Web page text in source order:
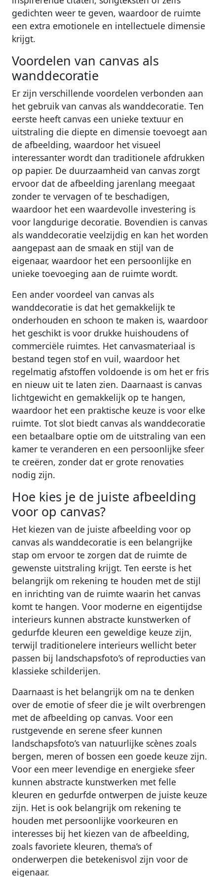
gedichten weer te geven, waardoor de ruimte
een extra emotionele en intellectuele dimensie
krijgt.
Voordelen van canvas als
wanddecoratie
Er zijn verschillende voordelen verbonden aan
het gebruik van canvas als wanddecoratie. Ten
eerste heeft canvas een unieke textuur en
uitstraling die diepte en dimensie toevoegt aan
de afbeelding, waardoor het visueel
interessanter wordt dan traditionele afdrukken
op papier. De duurzaamheid van canvas zorgt
ervoor dat de afbeelding jarenlang meegaat
zonder te vervagen of te beschadigen,
waardoor het een waardevolle investering is
voor langdurige decoratie. Bovendien is canvas
als wanddecoratie veelzijdig en kan het worden
aangepast aan de smaak en stijl van de
eigenaar, waardoor het een persoonlijke en
unieke toevoeging aan de ruimte wordt.
Een ander voordeel van canvas als
wanddecoratie is dat het gemakkelijk te
onderhouden en schoon te maken is, waardoor
het geschikt is voor drukke huishoudens of
commerciële ruimtes. Het canvasmateriaal is
bestand tegen stof en vuil, waardoor het
regelmatig afstoffen voldoende is om het er fris
en nieuw uit te laten zien. Daarnaast is canvas
lichtgewicht en gemakkelijk op te hangen,
waardoor het een praktische keuze is voor elke
ruimte. Tot slot biedt canvas als wanddecoratie
een betaalbare optie om de uitstraling van een
kamer te veranderen en een persoonlijke sfeer
te creëren, zonder dat er grote renovaties
nodig zijn.
Hoe kies je de juiste afbeelding
voor op canvas?
Het kiezen van de juiste afbeelding voor op
canvas als wanddecoratie is een belangrijke
stap om ervoor te zorgen dat de ruimte de
gewenste uitstraling krijgt. Ten eerste is het
belangrijk om rekening te houden met de stijl
en inrichting van de ruimte waarin het canvas
komt te hangen. Voor moderne en eigentijdse
interieurs kunnen abstracte kunstwerken of
gedurfde kleuren een geweldige keuze zijn,
terwijl traditionelere interieurs wellicht beter
passen bij landschapsfoto’s of reproducties van
klassieke schilderijen.
Daarnaast is het belangrijk om na te denken
over de emotie of sfeer die je wilt overbrengen
met de afbeelding op canvas. Voor een
rustgevende en serene sfeer kunnen
landschapsfoto’s van natuurlijke scènes zoals
bergen, meren of bossen een goede keuze zijn.
Voor een meer levendige en energieke sfeer
kunnen abstracte kunstwerken met felle
kleuren en gedurfde ontwerpen de juiste keuze
zijn. Het is ook belangrijk om rekening te
houden met persoonlijke voorkeuren en
interesses bij het kiezen van de afbeelding,
zoals favoriete kleuren, thema’s of
onderwerpen die betekenisvol zijn voor de
eigenaar.